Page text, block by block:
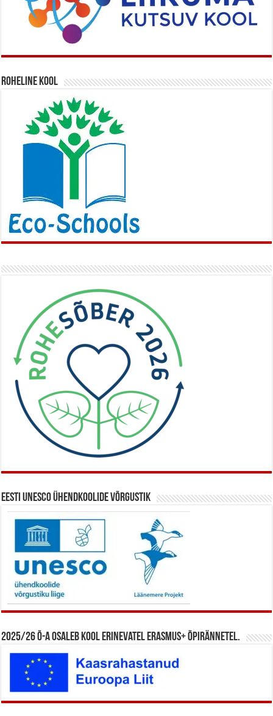
Roheline kool
Eesti UNESCO ühendkoolide võrgustik
2025/26 õ-a osaleb kool erinevatel Erasmus+ õpirännetel.